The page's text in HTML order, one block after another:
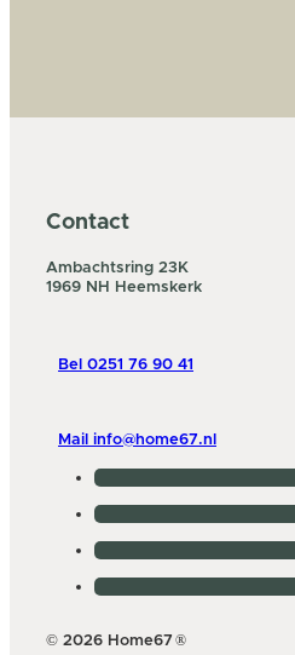
Contact
Ambachtsring 23K
1969 NH Heemskerk
Bel 0251 76 90 41
Mail info@home67.nl
© 2026 Home67 ®